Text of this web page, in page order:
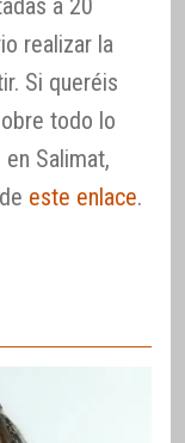
a 20
realizar la
Si queréis
todo lo
Salimat,
este enlace.